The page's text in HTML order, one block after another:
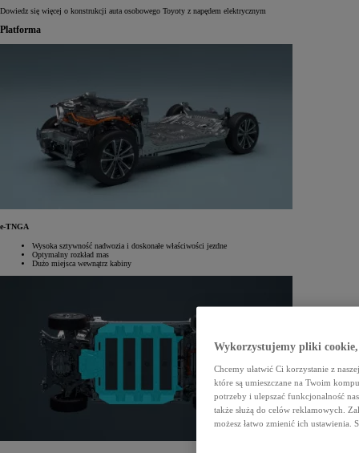
Dowiedz się więcej o konstrukcji auta osobowego Toyoty z napędem elektrycznym
Platforma
e-TNGA
Wysoka sztywność nadwozia i doskonałe właściwości jezdne
Optymalny rozkład mas
Dużo miejsca wewnątrz kabiny
Wykorzystujemy pliki
Chcemy ułatwić Ci korzystanie z
które są umieszczane na Twoim
potrzeby i ulepszać funkcjonalność
także służą do celów reklamowych.
możesz łatwo zmienić ich ustawienia.